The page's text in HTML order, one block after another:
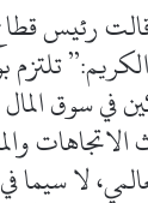
قالت رئيس
في سوق
لا سيما